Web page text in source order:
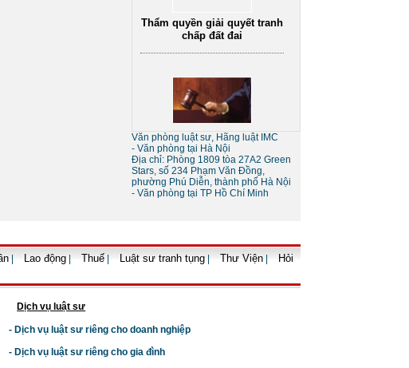
Sự khác nhau giữa tố tụng
tòa án và tố tụng bằng trọng
tài
Thủ tục giải thể doanh
nghiệp
Văn phòng luật sư, Hãng luật IMC
- Văn phòng tại Hà Nội
Địa chỉ: Phòng 1809 tòa 27A2 Green
Stars, số 234 Phạm Văn Đồng,
phường Phú Diễn, thành phố Hà Nội
- Văn phòng tại TP Hồ Chí Minh
Lao động Thuế Luật sư tranh tụng Thư Viện
Hỏi
Dịch vụ luật sư
- Dịch vụ luật sư riêng cho doanh nghiệp
- Dịch vụ luật sư riêng cho gia đình